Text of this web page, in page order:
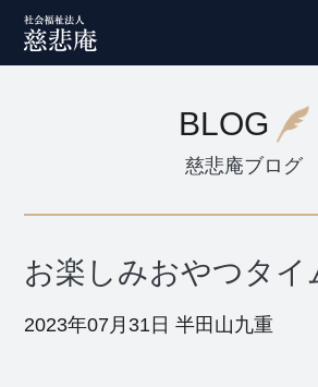
BLOG
慈悲庵ブログ
お楽しみおやつタイ
2023年07月31日 半田山九重